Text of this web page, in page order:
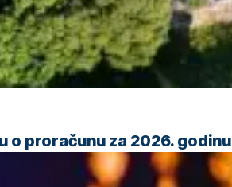
o proračunu za 2026. godinu